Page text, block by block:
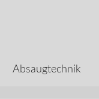
Absaugtechnik